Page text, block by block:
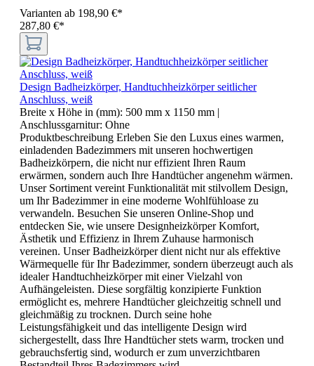
Varianten ab 198,90 €*
287,80 €*
Design Badheizkörper, Handtuchheizkörper seitlicher
Anschluss, weiß
Breite x Höhe in (mm): 500 mm x 1150 mm |
Anschlussgarnitur: Ohne
Produktbeschreibung Erleben Sie den Luxus eines warmen,
einladenden Badezimmers mit unseren hochwertigen
Badheizkörpern, die nicht nur effizient Ihren Raum
erwärmen, sondern auch Ihre Handtücher angenehm wärmen.
Unser Sortiment vereint Funktionalität mit stilvollem Design,
um Ihr Badezimmer in eine moderne Wohlfühloase zu
verwandeln. Besuchen Sie unseren Online-Shop und
entdecken Sie, wie unsere Designheizkörper Komfort,
Ästhetik und Effizienz in Ihrem Zuhause harmonisch
vereinen. Unser Badheizkörper dient nicht nur als effektive
Wärmequelle für Ihr Badezimmer, sondern überzeugt auch als
idealer Handtuchheizkörper mit einer Vielzahl von
Aufhängeleisten. Diese sorgfältig konzipierte Funktion
ermöglicht es, mehrere Handtücher gleichzeitig schnell und
gleichmäßig zu trocknen. Durch seine hohe
Leistungsfähigkeit und das intelligente Design wird
sichergestellt, dass Ihre Handtücher stets warm, trocken und
gebrauchsfertig sind, wodurch er zum unverzichtbaren